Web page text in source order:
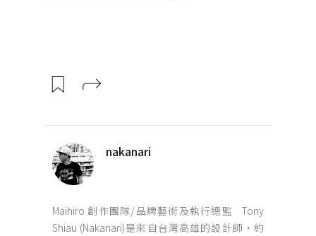
nakanari
Maihiro 創作團隊/品牌藝術及執行總監 Tony
Shiau (Nakanari)是來自台灣高雄的設計師，約